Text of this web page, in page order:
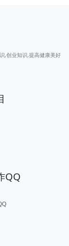
,创业知识,提高健康美好
QQ